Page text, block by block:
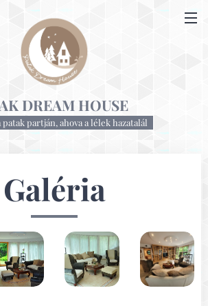
DREAM HOUSE
patak partján, ahova a lélek hazatalál
Galéria